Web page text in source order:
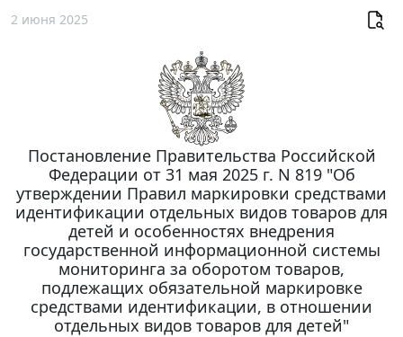
2 июня 2025
Постановление Правительства Российской
Федерации от 31 мая 2025 г. N 819 "Об
утверждении Правил маркировки средствами
идентификации отдельных видов товаров для
детей и особенностях внедрения
государственной информационной системы
мониторинга за оборотом товаров,
подлежащих обязательной маркировке
средствами идентификации, в отношении
отдельных видов товаров для детей"